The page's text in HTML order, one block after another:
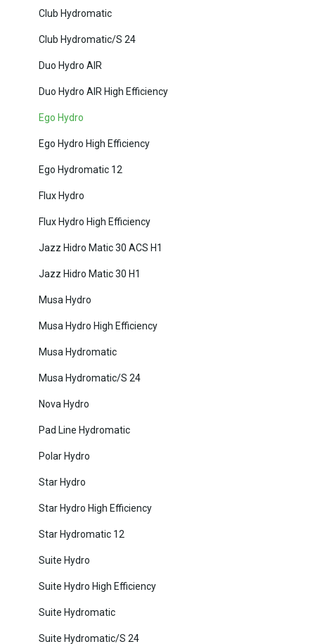
Club Hydromatic
Club Hydromatic/S 24
Duo Hydro AIR
Duo Hydro AIR High Efficiency
Ego Hydro
Ego Hydro High Efficiency
Ego Hydromatic 12
Flux Hydro
Flux Hydro High Efficiency
Jazz Hidro Matic 30 ACS H1
Jazz Hidro Matic 30 H1
Musa Hydro
Musa Hydro High Efficiency
Musa Hydromatic
Musa Hydromatic/S 24
Nova Hydro
Pad Line Hydromatic
Polar Hydro
Star Hydro
Star Hydro High Efficiency
Star Hydromatic 12
Suite Hydro
Suite Hydro High Efficiency
Suite Hydromatic
Suite Hydromatic/S 24